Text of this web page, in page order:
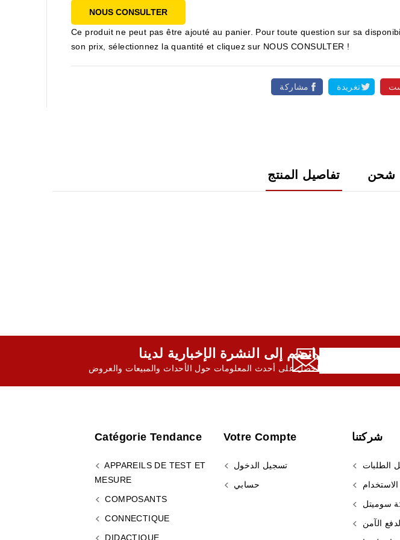
NOUS CONSULTER
Ce produit ne peut pas être ajouté au panier. Pour toute question sur sa
son prix, sélectionnez la quantité et cliquez sur NOUS CONSULTER !
مشاركة تغريدة
تفاصيل المنتج شحن
انضم إلى النشرة الإخبارية لدينا,
احصل على أحدث المعلومات حول الأحداث والمبيعات والعروض
شركتنا
الطلبات
سوميتل
الآمن
Votre Compte
تسجيل الدخول
حسابي
Catégorie Tendance
APPAREILS DE TEST ET
MESURE
COMPOSANTS
CONNECTIQUE
DIDACTIQUE